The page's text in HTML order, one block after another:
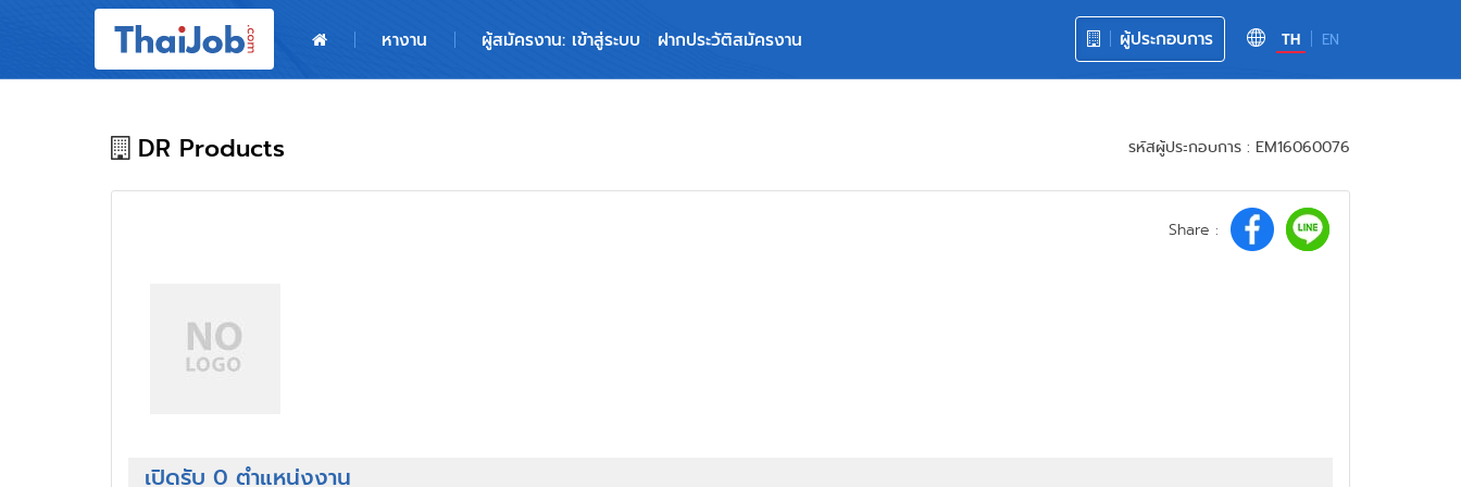
TH EN
ผู้ประกอบการ
หางาน ผู้สมัครงาน: เข้าสู่ระบบ ฝากประวัติสมัครงาน
ผู้สมัครงาน: เข้าสู่ระบบ
DR Products รหัสผู้ประกอบการ : EM16060076
Share :
เปิดรับ 0 ตำแหน่งงาน